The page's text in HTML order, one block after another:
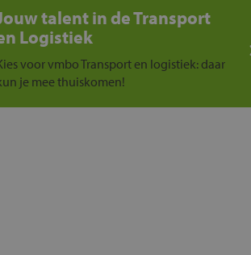
talent in de Transport
Logistiek
voor vmbo Transport en logistiek: daar
je mee thuiskomen!